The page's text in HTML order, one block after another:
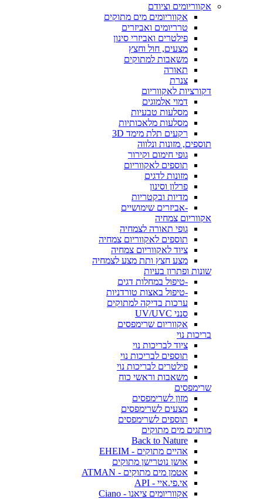
אקווריומים וציודם
אקווריומים מים מתוקים
טרריומים ואביזרים
פילטרים ואביזרי סינון
מצעים, חול וחצץ
משאבות למתוקים
תאורה
צנרת
דקורציות לאקווריום
דמוי אלמוגים
מסלעות טבעיות
מסלעות מלאכותיות
רקעים תלת מימד 3D
תוספים, מזונות ונלווה
גופי חימום וקירור
תוספים לאקווריום
מזונות לדגים
פרלון וסינון
מדיות ובקטריות
-אביזרים שימושיים
אקווריום צמחיה
גופי תאורה לצמחיה
תוספים לאקווריום צמחיה
ציוד לאקווריום צמחיה
מצע חצץ ותת מצע לצמחיה
שונות ופתרון בעיות
-טיפול במחלות דגים
-טיפול באצות טורדניות
ערכות בדיקה למתוקים
סנני UV/UVC
אקווריום שרימפסים
בריכות נוי
ציוד לבריכות נוי
תוספים לבריכות נוי
פילטרים לבריכות נוי
משאבות וראשי כוח
שרימפסים
מזון לשרימפסים
מצעים לשרימפסים
תוספים לשרימפסים
מותגים מים מתוקים
Back to Nature
אהיים מתוקים - EHEIM
אושן נוטרישן מתוקים
אטמן מים מתוקים - ATMAN
אי.פי.איי - API
אקווריומים ציאנו - Ciano